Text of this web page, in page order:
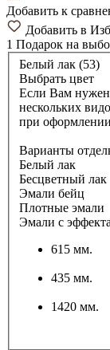
Добавить к
Добавить в
1 Подарок на
Белый лак (53)
Выбрать цвет
Если Вам нужен
нескольких
при оформлении
Варианты
Белый лак
Бесцветный лак
Эмали бейц
Плотные эмали
Эмали с
615 мм.
435 мм.
1420 мм.